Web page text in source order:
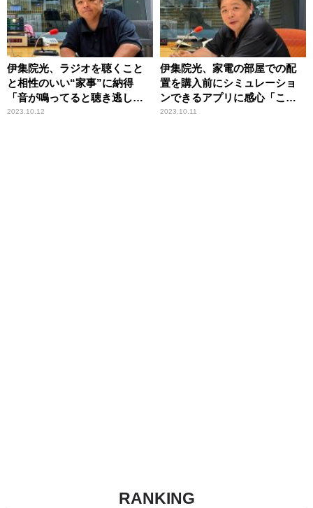
伊集院光、ラジオを聴くこと
と相性のいい“家事”に納得
「音が鳴ってると聴き逃しち
ゃう」
2023.10.12
伊集院光、家電の部屋での配
置を購入前にシミュレーショ
ンできるアプリに感心「これ
は大切かもね」
2023.10.11
RANKING